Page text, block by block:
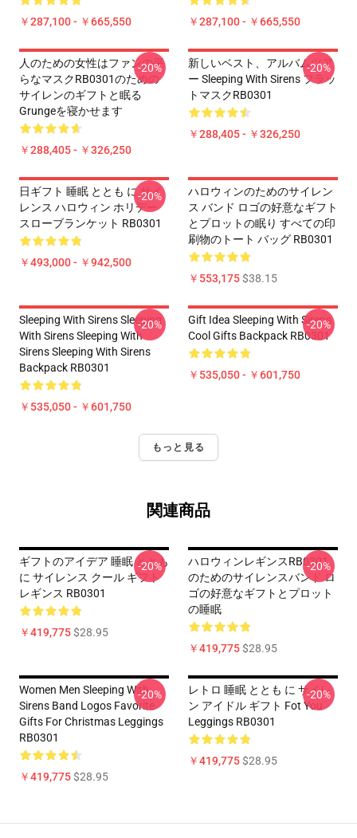
￥287,100 - ￥665,550 ￥287,100 - ￥665,550
人のための女性はファンの平
らなマスクRB0301のための
サイレンのギフトと眠る
Grungeを寝かせます
￥288,405 - ￥326,250
-20%
新しいベスト、アルバムツア
ー Sleeping With Sirens フラッ
トマスクRB0301
￥288,405 - ￥326,250
-20%
日ギフト 睡眠 ととも に サイ
レンス ハロウィン ホリデー
スローブランケット RB0301
￥493,000 - ￥942,500
-20%
ハロウィンのためのサイレン
ス バンド ロゴの好意なギフト
とプロットの眠り すべての印
刷物のトート バッグ RB0301
￥553,175$38.15
Sleeping With Sirens Sleeping
With Sirens Sleeping With
Sirens Sleeping With Sirens
Backpack RB0301
￥535,050 - ￥601,750
-20%
Gift Idea Sleeping With Sirens
Cool Gifts Backpack RB0301
￥535,050 - ￥601,750
-20%
もっと見る
関連商品
ギフトのアイデア 睡眠 ととも
に サイレンス クール ギフト
レギンス RB0301
￥419,775$28.95
-20%
ハロウィンレギンスRB0301
のためのサイレンスバンド ロ
ゴの好意なギフトとプロット
の睡眠
￥419,775$28.95
-20%
Women Men Sleeping With
Sirens Band Logos Favorite
Gifts For Christmas Leggings
RB0301
￥419,775$28.95
-20%
レトロ 睡眠 ととも に サイレ
ン アイドル ギフト Fot You
Leggings RB0301
￥419,775$28.95
-20%